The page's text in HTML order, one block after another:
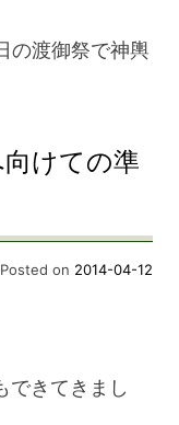
の渡御祭で神輿
けての準
Posted on 2014-04-12
できてきまし